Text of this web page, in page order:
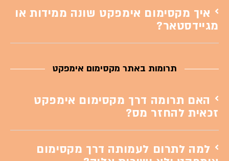
איך מקסימום אימפקט שונה ממידות או
מגיידסטאר?
תרומות באתר מקסימום אימפקט
האם תרומה דרך מקסימום אימפקט
זכאית להחזר מס?
למה לתרום לעמותה דרך מקסימום